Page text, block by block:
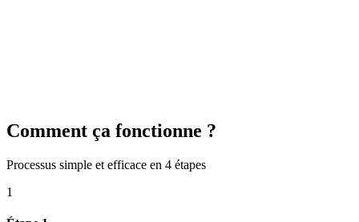
Comment ça fonctionne ?
Processus simple et efficace en 4 étapes
1